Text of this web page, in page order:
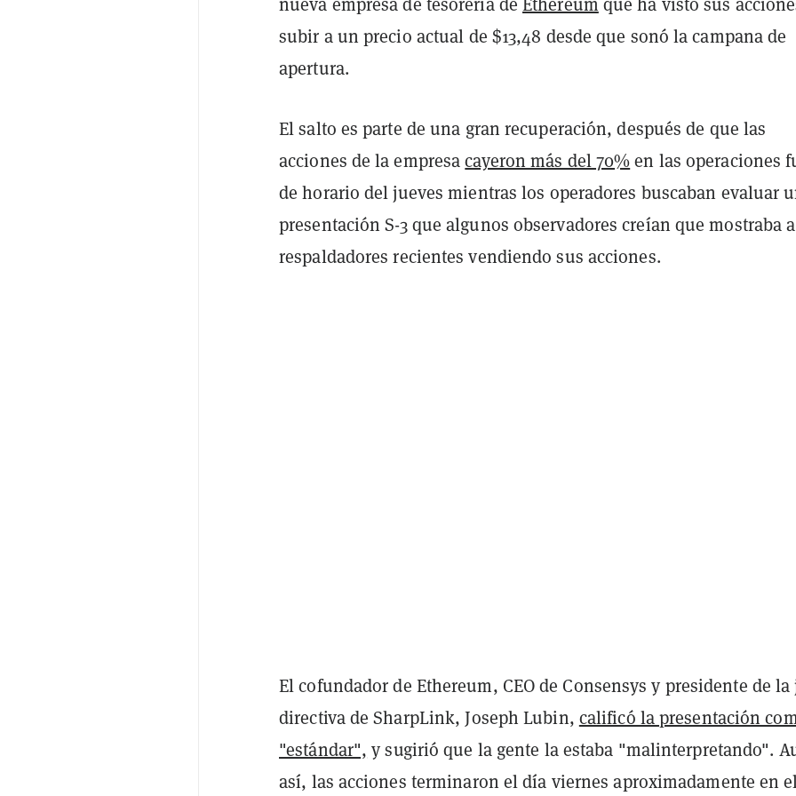
subir a un precio actual de $13,48 desde que sonó la campana de
apertura.
El salto es parte de una gran recuperación, después de que las
acciones de la empresacayeron más del 70%en las operaciones
de horario del jueves mientras los operadores buscaban evaluar
presentación S-3 que algunos observadores creían que mostraba a
respaldadores recientes vendiendo sus acciones.
El cofundador de Ethereum, CEO de Consensys y presidente de
directiva de SharpLink, Joseph Lubin, calificó la presentación
"estándar", y sugirió que la gente la estaba "malinterpretando".
así, las acciones terminaron el día viernes aproximadamente en